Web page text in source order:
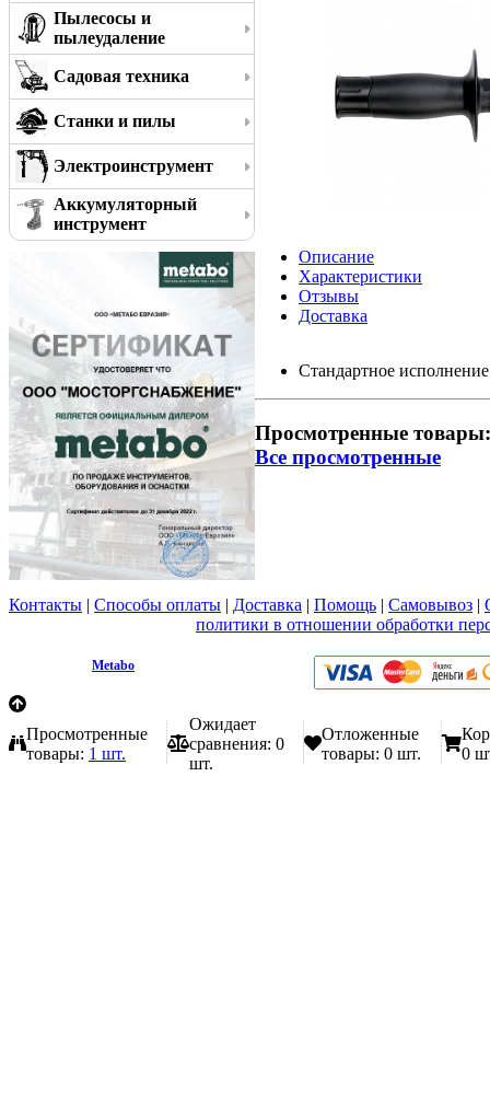
Пылесосы и
пылеудаление
Садовая техника
Станки и пилы
Электроинструмент
Аккумуляторный
инструмент
Описание
Характеристики
Отзывы
Доставка
Стандартное исполнение
Просмотренные товары:
Все просмотренные
Контакты | Способы оплаты | Доставка | Помощь | Самовывоз |
политики в отношении обработки
Metabo
Просмотренные
товары: 1 шт.
Ожидает
сравнения: 0
шт.
Отложенные
товары: 0 шт.
0